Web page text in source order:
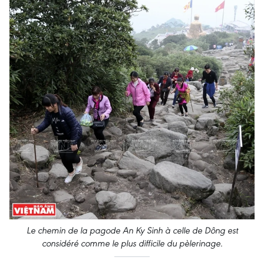
Le chemin de la pagode An Ky Sinh à celle de Dông est
considéré comme le plus difficile du pèlerinage.